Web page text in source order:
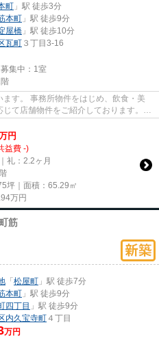
町 」駅 徒歩3分
本町 」駅 徒歩9分
屋橋 」駅 徒歩10分
瓦町 ３丁目3-16
集中： 1室
す。 事務所物件をはじめ、飲食・美
て店舗物件をご紹介しております。
円
益費 -)
礼：2.2ヶ月
坪｜面積：65.29㎡
万円
筋
「松屋町 」駅 徒歩7分
本町 」駅 徒歩9分
四丁目 」駅 徒歩9分
内久宝寺町 ４丁目
万円